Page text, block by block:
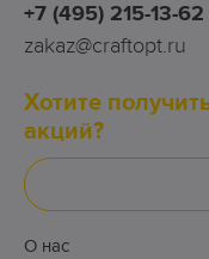
+7 (495) 215-13-62
zakaz@craftopt.ru
Хотите
акций?
О нас